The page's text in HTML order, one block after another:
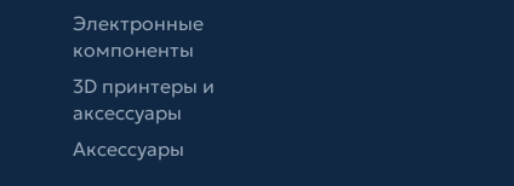
Электронные
компоненты
3D принтеры и
аксессуары
Аксессуары